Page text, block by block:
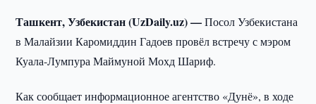
Ташкент, Узбекистан (UzDaily.uz) —Посол Узбекистана
в Малайзии Каромиддин Гадоев провёл встречу с мэром
Куала-Лумпура Маймуной Мохд Шариф.
Как сообщает информационное агентство «Дунё», в ходе